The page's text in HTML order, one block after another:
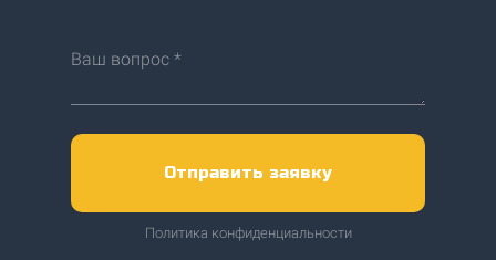
Ваш вопрос *
Отправить заявку
Политика конфиденциальности